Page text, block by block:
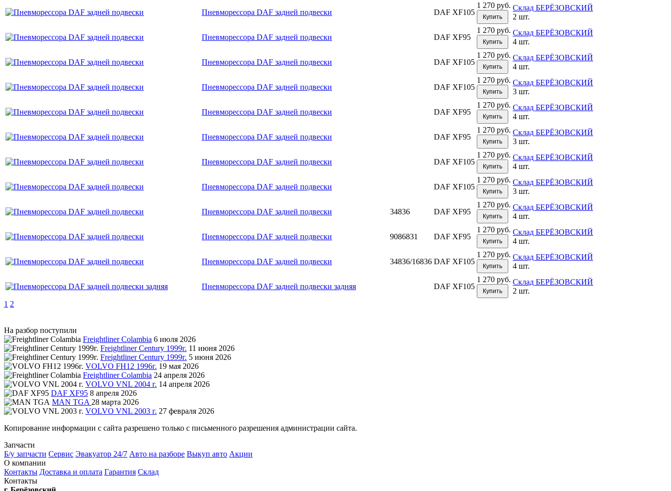
Пневморессора DAF задней подвески DAF XF105
1 270 руб.
Купить
Склад БЕРЁЗОВСКИЙ
2 шт.
Пневморессора DAF задней подвески DAF XF95
1 270 руб.
Купить
Склад БЕРЁЗОВСКИЙ
4 шт.
Пневморессора DAF задней подвески DAF XF105
1 270 руб.
Купить
Склад БЕРЁЗОВСКИЙ
4 шт.
Пневморессора DAF задней подвески DAF XF105
1 270 руб.
Купить
Склад БЕРЁЗОВСКИЙ
3 шт.
Пневморессора DAF задней подвески DAF XF95
1 270 руб.
Купить
Склад БЕРЁЗОВСКИЙ
4 шт.
Пневморессора DAF задней подвески DAF XF95
1 270 руб.
Купить
Склад БЕРЁЗОВСКИЙ
3 шт.
Пневморессора DAF задней подвески DAF XF105
1 270 руб.
Купить
Склад БЕРЁЗОВСКИЙ
4 шт.
Пневморессора DAF задней подвески DAF XF105
1 270 руб.
Купить
Склад БЕРЁЗОВСКИЙ
3 шт.
Пневморессора DAF задней подвески 34836 DAF XF95
1 270 руб.
Купить
Склад БЕРЁЗОВСКИЙ
4 шт.
Пневморессора DAF задней подвески 9086831 DAF XF95
1 270 руб.
Купить
Склад БЕРЁЗОВСКИЙ
4 шт.
Пневморессора DAF задней подвески 34836/16836 DAF XF105
1 270 руб.
Купить
Склад БЕРЁЗОВСКИЙ
4 шт.
Пневморессора DAF задней подвески задняя DAF XF105
1 270 руб.
Купить
Склад БЕРЁЗОВСКИЙ
2 шт.
1 2
На разбор поступили
Freightliner Colambia 6 июля 2026
Freightliner Century 1999г. 11 июня 2026
Freightliner Century 1999г. 5 июня 2026
VOLVO FH12 1996г. 19 мая 2026
Freightliner Colambia 24 апреля 2026
VOLVO VNL 2004 г. 14 апреля 2026
DAF XF95 8 апреля 2026
MAN TGA 28 марта 2026
VOLVO VNL 2003 г. 27 февраля 2026
Копирование информации с сайта разрешено только с письменного разрешения администрации сайта.
Запчасти
Б/у запчасти Сервис Эвакуатор 24/7 Авто на разборе Выкуп авто Акции
О компании
Контакты Доставка и оплата Гарантия Склад
Контакты